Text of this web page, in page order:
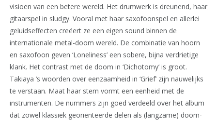
visioen van een betere wereld. Het drumwerk is dreunend, haar
gitaarspel in sludgy. Vooral met haar saxofoonspel en allerlei
geluidseffecten creëert ze een eigen sound binnen de
internationale metal-doom wereld. De combinatie van hoorn
en saxofoon geven ‘Loneliness’ een sobere, bijna verdrietige
klank. Het contrast met de doom in ‘Dichotomy’ is groot.
Takiaya ’s woorden over eenzaamheid in ‘Grief’ zijn nauwelijks
te verstaan. Maat haar stem vormt een eenheid met de
instrumenten. De nummers zijn goed verdeeld over het album
dat zowel klassiek georiënteerde delen als (langzame) doom-